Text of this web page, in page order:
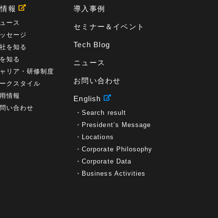
報
ース
セージ
を知る
知る
リア・研修制度
クスタイル
情報
い合わせ
導入事例
セミナー＆イベント
Tech Blog
ニュース
お問い合わせ
English
Search result
President’s Message
Locations
Corporate Philosophy
Corporate Data
Business Activities